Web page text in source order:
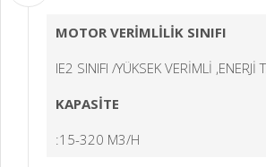
MOTOR VERİMLİLİK SINIFI
IE2 SINIFI /YÜKSEK VERİMLİ ,ENERJİ
KAPASİTE
:15-320 M3/H